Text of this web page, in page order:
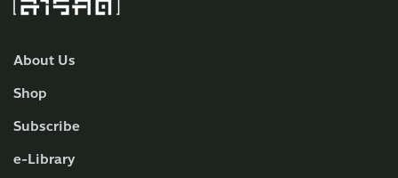
About Us
Shop
Subscribe
e-Library